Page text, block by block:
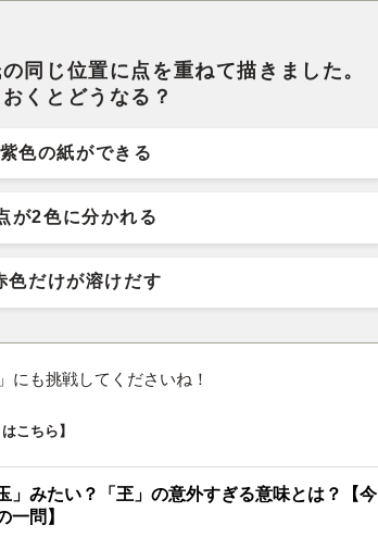
同じ位置に点を重ねて描きました。
くとどうなる？
紫色の紙ができる
が2色に分かれる
色だけが溶けだす
」にも挑戦してくださいね！
こちら】
玉」みたい？「玊」の意外すぎる意味とは？【今
一問】